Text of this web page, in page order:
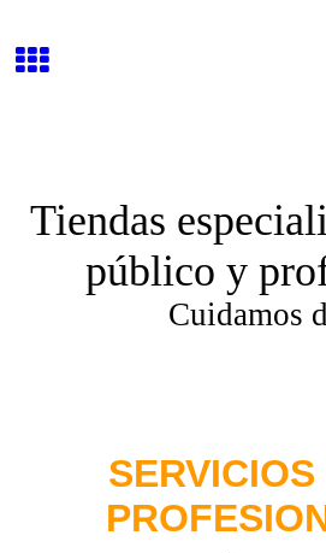
Tiendas
público y
Cuidamos